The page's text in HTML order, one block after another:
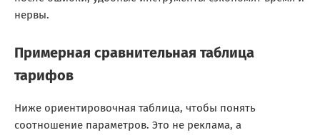
нервы.
Примерная сравнительная таблица
тарифов
Ниже ориентировочная таблица, чтобы понять
соотношение параметров. Это не реклама, а